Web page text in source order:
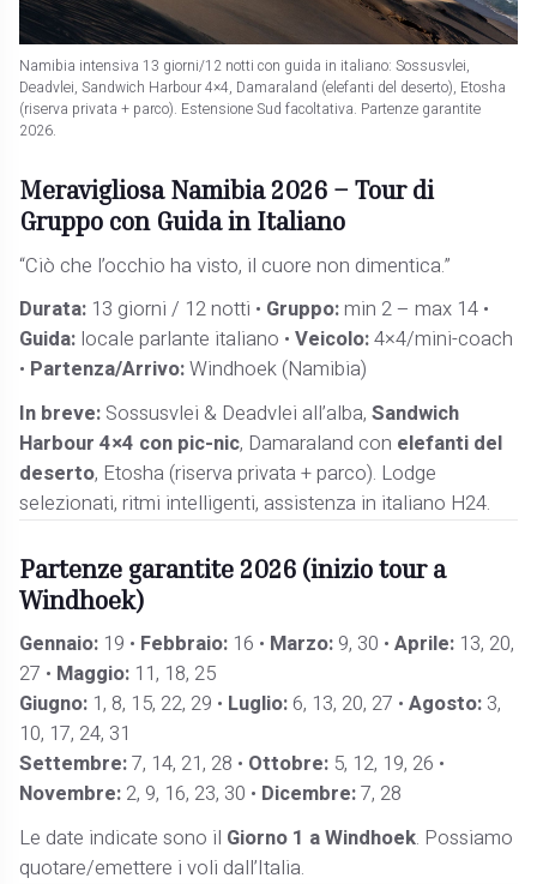
Namibia intensiva 13 giorni/12 notti con guida in italiano: Sossusvlei,
Deadvlei, Sandwich Harbour 4×4, Damaraland (elefanti del deserto), Etosha
(riserva privata + parco). Estensione Sud facoltativa. Partenze garantite
2026.
Meravigliosa Namibia 2026 – Tour di
Gruppo con Guida in Italiano
“Ciò che l’occhio ha visto, il cuore non dimentica.”
Durata: 13 giorni / 12 notti • Gruppo:min 2 – max 14 •
Guida: locale parlante italiano •Veicolo:4×4/mini-coach
• Partenza/Arrivo:Windhoek (Namibia)
In breve: Sossusvlei & Deadvlei all’alba,Sandwich
Harbour 4×4 con pic-nic, Damaraland con elefanti del
deserto, Etosha (riserva privata + parco). Lodge
selezionati, ritmi intelligenti, assistenza in italiano H24.
Partenze garantite 2026 (inizio tour a
Windhoek)
Gennaio: 19 • Febbraio: 16 • Marzo: 9, 30 •Aprile: 13, 20,
27 • Maggio: 11, 18, 25
Giugno: 1, 8, 15, 22, 29 • Luglio:6, 13, 20, 27 •Agosto: 3,
10, 17, 24, 31
Settembre:7, 14, 21, 28 • Ottobre: 5, 12, 19, 26 •
Novembre: 2, 9, 16, 23, 30 • Dicembre:7, 28
Le date indicate sono il Giorno 1 a Windhoek. Possiamo
quotare/emettere i voli dall’Italia.